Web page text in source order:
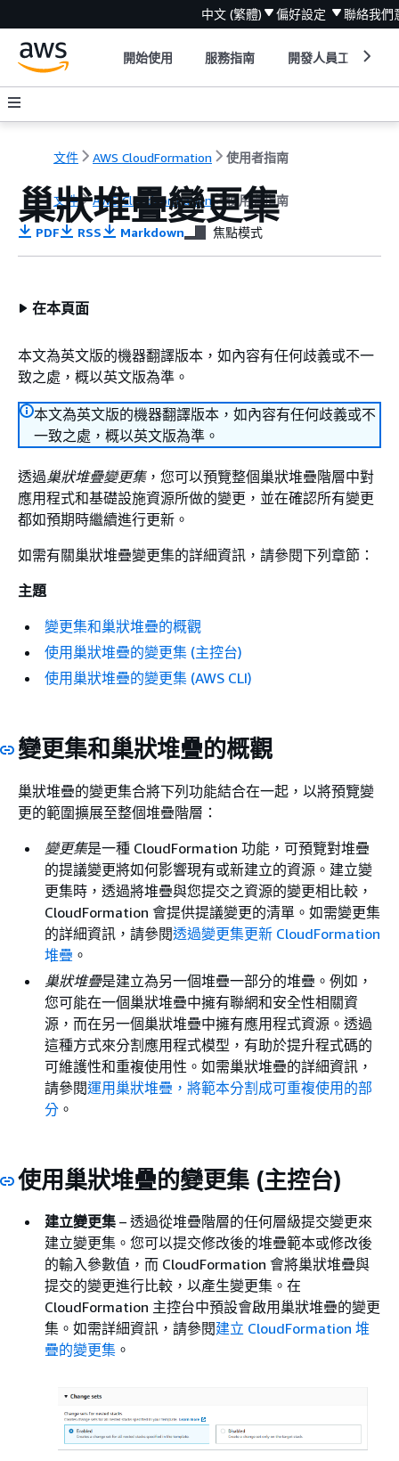
中文 (繁體) 偏好設定 聯絡我們
開始使用 服務指南 開發人員工具
文件 AWS CloudFormation 使用者指南
文件 AWS CloudFormation 使用者指南
巢狀堆疊變更集
PDF RSS Markdown 焦點模式
在本頁面
本文為英文版的機器翻譯版本，如內容有任何歧義或不一
致之處，概以英文版為準。
本文為英文版的機器翻譯版本，如內容有任何歧義或不
一致之處，概以英文版為準。
透過巢狀堆疊變更集，您可以預覽整個巢狀堆疊階層中對
應用程式和基礎設施資源所做的變更，並在確認所有變更
都如預期時繼續進行更新。
如需有關巢狀堆疊變更集的詳細資訊，請參閱下列章節：
主題
變更集和巢狀堆疊的概觀
使用巢狀堆疊的變更集 (主控台)
使用巢狀堆疊的變更集 (AWS CLI)
變更集和巢狀堆疊的概觀
巢狀堆疊的變更集合將下列功能結合在一起，以將預覽變
更的範圍擴展至整個堆疊階層：
變更集是一種 CloudFormation 功能，可預覽對堆疊
的提議變更將如何影響現有或新建立的資源。建立變
更集時，透過將堆疊與您提交之資源的變更相比較，
CloudFormation 會提供提議變更的清單。如需變更集
的詳細資訊，請參閱透過變更集更新 CloudFormation
堆疊 。
巢狀堆疊是建立為另一個堆疊一部分的堆疊。例如，
您可能在一個巢狀堆疊中擁有聯網和安全性相關資
源，而在另一個巢狀堆疊中擁有應用程式資源。透過
這種方式來分割應用程式模型，有助於提升程式碼的
可維護性和重複使用性。如需巢狀堆疊的詳細資訊，
請參閱運用巢狀堆疊，將範本分割成可重複使用的部
分 。
使用巢狀堆疊的變更集 (主控台)
建立變更集 – 透過從堆疊階層的任何層級提交變更來
建立變更集。您可以提交修改後的堆疊範本或修改後
的輸入參數值，而 CloudFormation 會將巢狀堆疊與
提交的變更進行比較，以產生變更集。在
CloudFormation 主控台中預設會啟用巢狀堆疊的變更
集。如需詳細資訊，請參閱建立 CloudFormation 堆
疊的變更集 。